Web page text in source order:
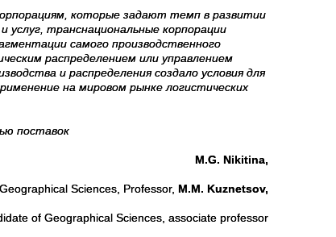
которые задают темп в развитии
услуг, транснациональные корпорации
самого производственного
распределением или управлением
и распределения создало условия для
на мировом рынке логистических
поставок
M.G. Nikitina,
Sciences, Professor, M.M. Kuznetsov,
of Geographical Sciences, associate professor